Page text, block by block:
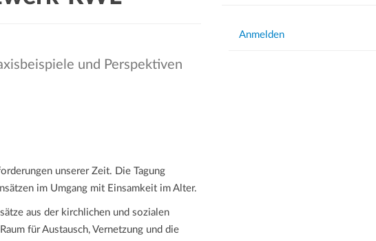
und Perspektiven
unserer Zeit. Die Tagung
im Umgang mit Einsamkeit im Alter.
aus der kirchlichen und sozialen
für Austausch, Vernetzung und die
Anmelden